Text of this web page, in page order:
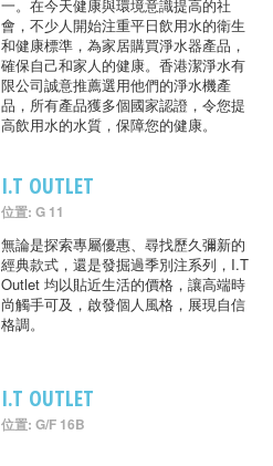
一。在今天健康與環境意識提高的社
會，不少人開始注重平日飲用水的衛生
和健康標準，為家居購買淨水器產品，
確保自己和家人的健康。香港潔淨水有
限公司誠意推薦選用他們的淨水機產
品，所有產品獲多個國家認證，令您提
高飲用水的水質，保障您的健康。
I.T OUTLET
位置: G 11
無論是探索專屬優惠、尋找歷久彌新的
經典款式，還是發掘過季別注系列，I.T
Outlet 均以貼近生活的價格，讓高端時
尚觸手可及，啟發個人風格，展現自信
格調。
I.T OUTLET
位置: G/F 16B